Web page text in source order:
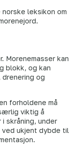
norske leksikon om
Morenemasser kan
blokk, og kan
drenering og
forholdene må
viktig å
skråning, under
ved ukjent dybde til